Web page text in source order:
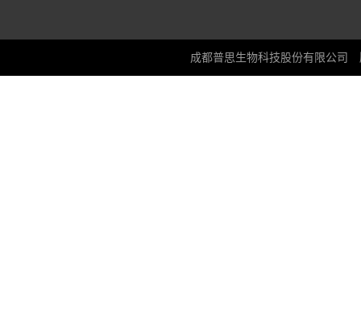
成都普思生物科技股份有限公司